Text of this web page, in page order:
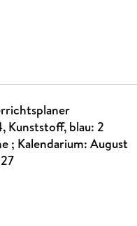
Kunststoff, blau: 2
; Kalendarium: August